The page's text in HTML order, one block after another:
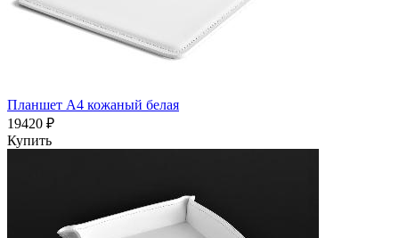
Планшет А4 кожаный белая
19420 ₽
Купить